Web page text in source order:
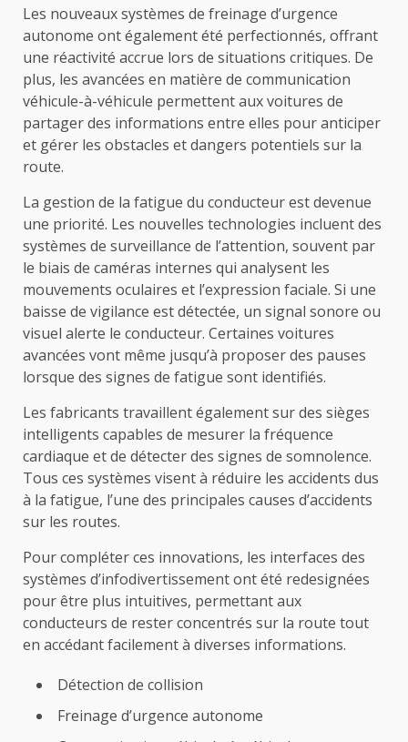
Les nouveaux systèmes de freinage d’urgence
autonome ont également été perfectionnés, offrant
une réactivité accrue lors de situations critiques. De
plus, les avancées en matière de communication
véhicule-à-véhicule permettent aux voitures de
partager des informations entre elles pour anticiper
et gérer les obstacles et dangers potentiels sur la
route.
La gestion de la fatigue du conducteur est devenue
une priorité. Les nouvelles technologies incluent des
systèmes de surveillance de l’attention, souvent par
le biais de caméras internes qui analysent les
mouvements oculaires et l’expression faciale. Si une
baisse de vigilance est détectée, un signal sonore ou
visuel alerte le conducteur. Certaines voitures
avancées vont même jusqu’à proposer des pauses
lorsque des signes de fatigue sont identifiés.
Les fabricants travaillent également sur des sièges
intelligents capables de mesurer la fréquence
cardiaque et de détecter des signes de somnolence.
Tous ces systèmes visent à réduire les accidents dus
à la fatigue, l’une des principales causes d’accidents
sur les routes.
Pour compléter ces innovations, les interfaces des
systèmes d’infodivertissement ont été redesignées
pour être plus intuitives, permettant aux
conducteurs de rester concentrés sur la route tout
en accédant facilement à diverses informations.
Détection de collision
Freinage d’urgence autonome